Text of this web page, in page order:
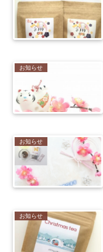
お知らせ
お知らせ
お知らせ